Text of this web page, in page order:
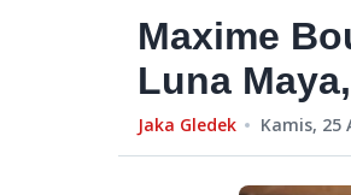
Maxime
Luna
Jaka Gledek Kamis, 25